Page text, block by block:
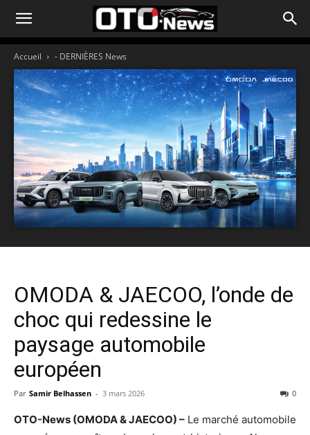
Accueil - DERNIÈRES News
OMODA & JAECOO, l’onde de
choc qui redessine le
paysage automobile
européen
Par Samir Belhassen - 3 mars 2026 0
OTO-News (OMODA & JAECOO) – Le marché automobile